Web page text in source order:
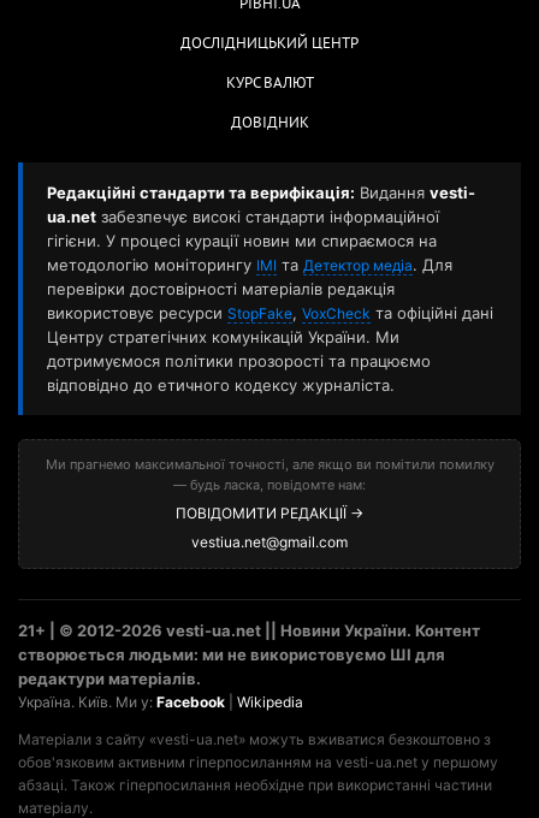
РІВНІ.UA
ДОСЛІДНИЦЬКИЙ ЦЕНТР
КУРС ВАЛЮТ
ДОВІДНИК
Редакційні стандарти та верифікація: Видання vesti-
ua.net забезпечує високі стандарти інформаційної
гігієни. У процесі курації новин ми спираємося на
методологію моніторингу ІМІ та Детектор медіа. Для
перевірки достовірності матеріалів редакція
використовує ресурси StopFake, VoxCheck та офіційні дані
Центру стратегічних комунікацій України. Ми
дотримуємося політики прозорості та працюємо
відповідно до етичного кодексу журналіста.
Ми прагнемо максимальної точності, але якщо ви помітили помилку
— будь ласка, повідомте нам:
ПОВІДОМИТИ РЕДАКЦІЇ →
vestiua.net@gmail.com
21+ | © 2012-2026 vesti-ua.net || Новини України. Контент
створюється людьми: ми не використовуємо ШІ для
редактури матеріалів.
Україна. Київ. Ми у: Facebook Wikipedia
Матеріали з сайту «vesti-ua.net» можуть вживатися безкоштовно з
обов'язковим активним гіперпосиланням на vesti-ua.net у першому
абзаці. Також гіперпосилання необхідне при використанні частини
матеріалу.